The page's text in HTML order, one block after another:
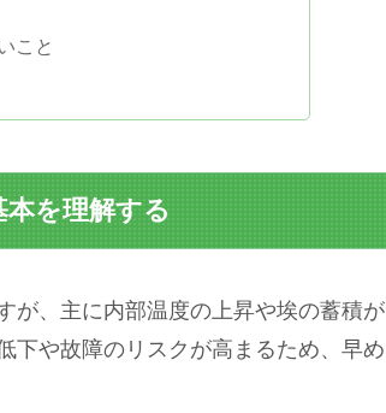
こと
を理解する
が、主に内部温度の上昇や埃の蓄積が
下や故障のリスクが高まるため、早め